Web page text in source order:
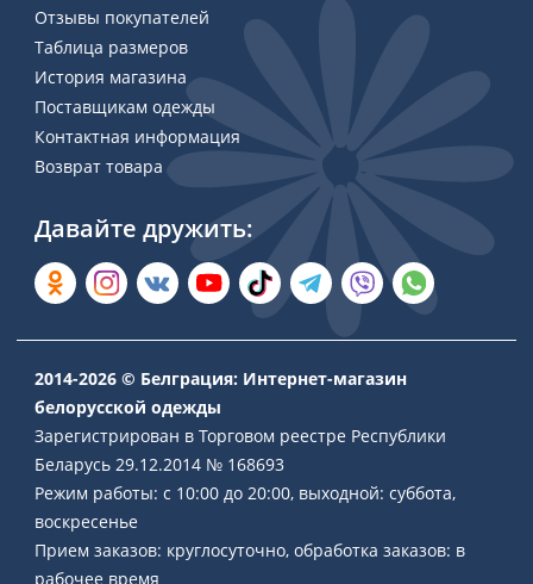
Отзывы покупателей
Таблица размеров
История магазина
Поставщикам одежды
Контактная информация
Возврат товара
Давайте дружить:
2014-2026 © Белграция: Интернет-магазин
белорусской одежды
Зарегистрирован в Торговом реестре Республики
Беларусь 29.12.2014 № 168693
Режим работы: с 10:00 до 20:00, выходной: суббота,
воскресенье
Прием заказов: круглосуточно, обработка заказов: в
рабочее время